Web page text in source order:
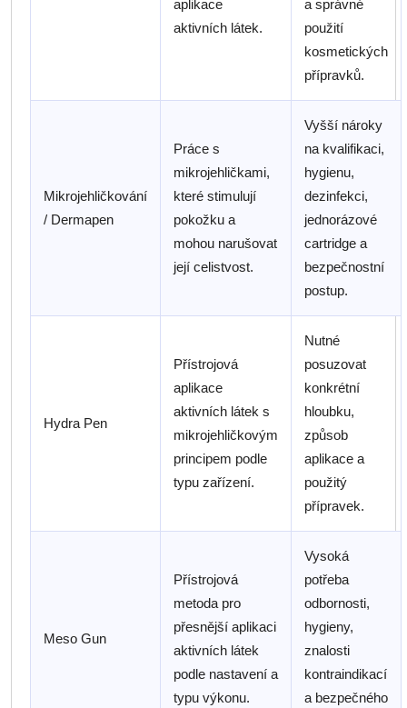
aplikace
aktivních látek.
a správné
použití
kosmetických
přípravků.
Mikrojehličkování
/ Dermapen
Práce s
mikrojehličkami,
které stimulují
pokožku a
mohou narušovat
její celistvost.
Vyšší nároky
na kvalifikaci,
hygienu,
dezinfekci,
jednorázové
cartridge a
bezpečnostní
postup.
Hydra Pen
Přístrojová
aplikace
aktivních látek s
mikrojehličkovým
principem podle
typu zařízení.
Nutné
posuzovat
konkrétní
hloubku,
způsob
aplikace a
použitý
přípravek.
Meso Gun
Přístrojová
metoda pro
přesnější aplikaci
aktivních látek
podle nastavení a
typu výkonu.
Vysoká
potřeba
odbornosti,
hygieny,
znalosti
kontraindikací
a bezpečného